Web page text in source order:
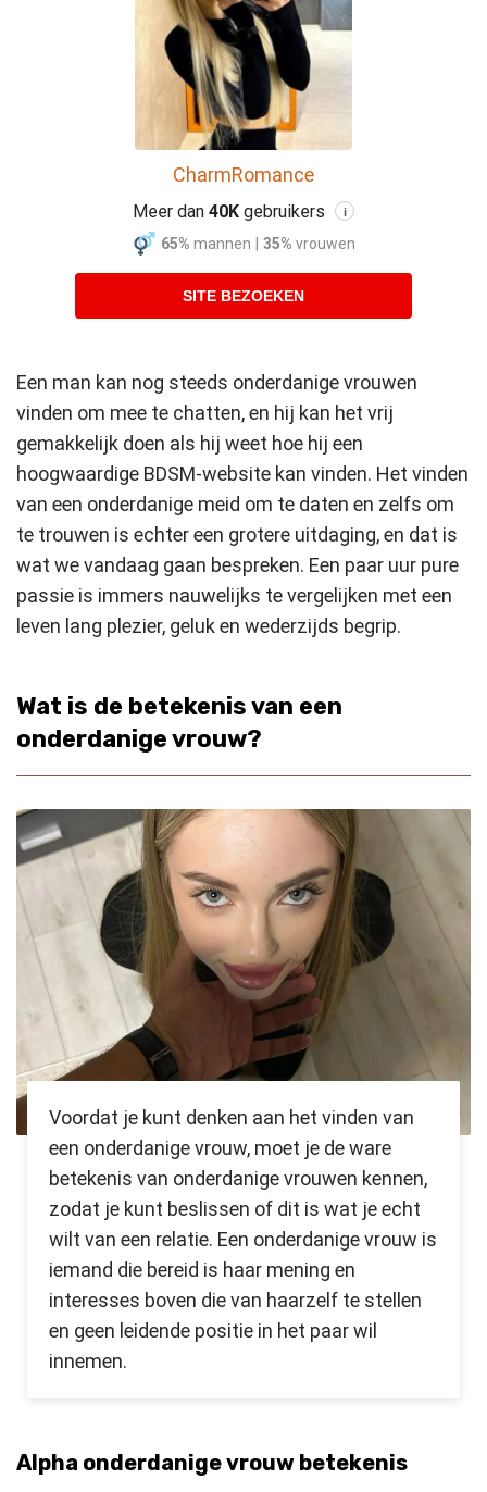
CharmRomance
Meer dan 40K gebruikers i
65% mannen 35% vrouwen
SITE BEZOEKEN
Een man kan nog steeds onderdanige vrouwen
vinden om mee te chatten, en hij kan het vrij
gemakkelijk doen als hij weet hoe hij een
hoogwaardige BDSM-website kan vinden. Het vinden
van een onderdanige meid om te daten en zelfs om
te trouwen is echter een grotere uitdaging, en dat is
wat we vandaag gaan bespreken. Een paar uur pure
passie is immers nauwelijks te vergelijken met een
leven lang plezier, geluk en wederzijds begrip.
Wat is de betekenis van een
onderdanige vrouw?
Voordat je kunt denken aan het vinden van
een onderdanige vrouw, moet je de ware
betekenis van onderdanige vrouwen kennen,
zodat je kunt beslissen of dit is wat je echt
wilt van een relatie. Een onderdanige vrouw is
iemand die bereid is haar mening en
interesses boven die van haarzelf te stellen
en geen leidende positie in het paar wil
innemen.
Alpha onderdanige vrouw betekenis